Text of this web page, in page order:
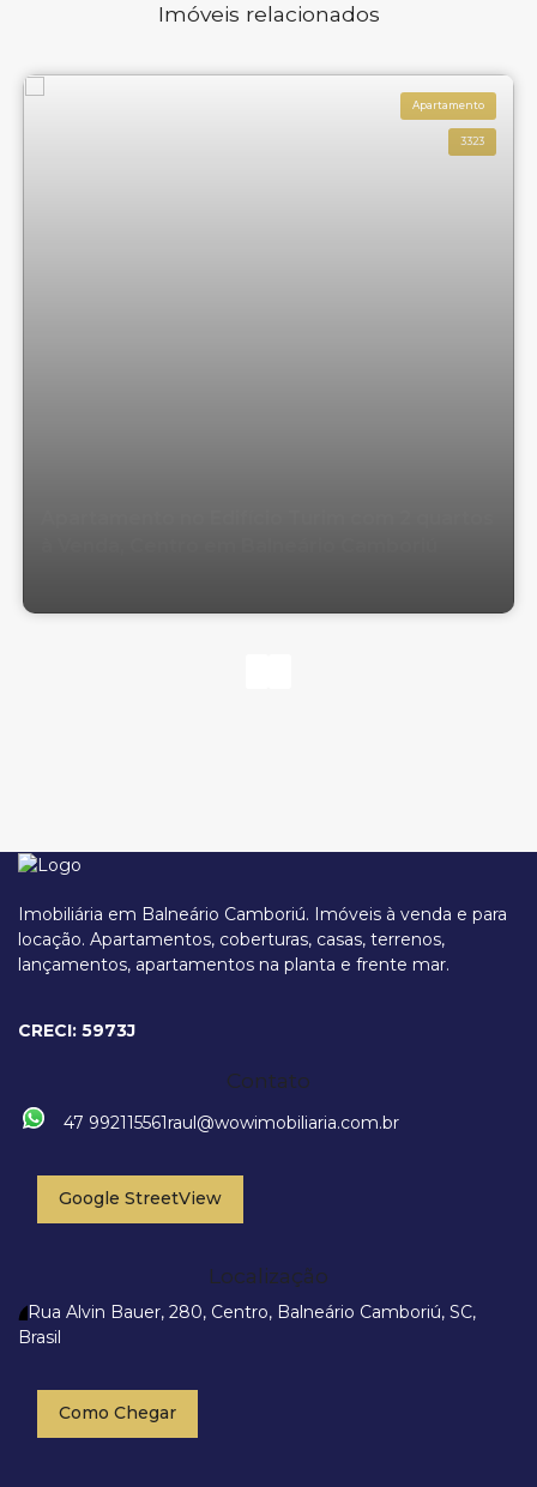
Imóveis relacionados
Apartamento
3323
Imobiliária em Balneário Camboriú. Imóveis à venda e para
locação. Apartamentos, coberturas, casas, terrenos,
lançamentos, apartamentos na planta e frente mar.
CRECI: 5973J
Contato
47 992115561raul@wowimobiliaria.com.br
Google StreetView
Localização
Rua Alvin Bauer, 280, Centro, Balneário Camboriú, SC,
Brasil
Como Chegar